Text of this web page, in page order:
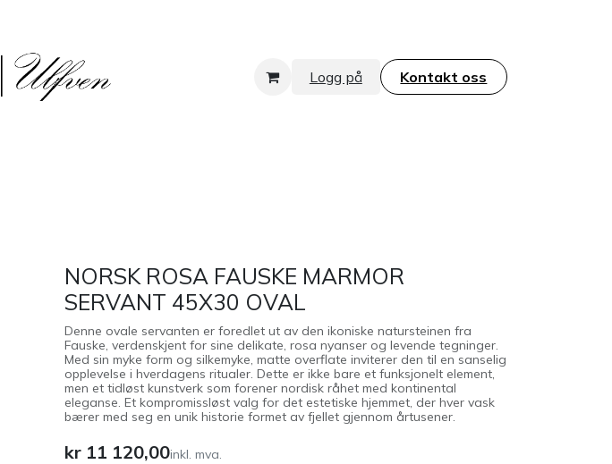
Logg på Kontakt oss​​​​​​​
NORSK ROSA FAUSKE MARMOR
SERVANT 45X30 OVAL
Denne ovale servanten er foredlet ut av den ikoniske natursteinen fra
Fauske, verdenskjent for sine delikate, rosa nyanser og levende tegninger.
Med sin myke form og silkemyke, matte overflate inviterer den til en sanselig
opplevelse i hverdagens ritualer. Dette er ikke bare et funksjonelt element,
men et tidløst kunstverk som forener nordisk råhet med kontinental
eleganse. Et kompromissløst valg for det estetiske hjemmet, der hver vask
bærer med seg en unik historie formet av fjellet gjennom årtusener.
kr 11 120,00inkl. mva.